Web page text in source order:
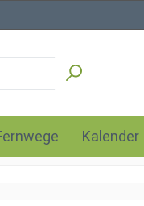
Kalender